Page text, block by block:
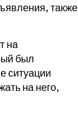
также
на
был
ситуации
на него,